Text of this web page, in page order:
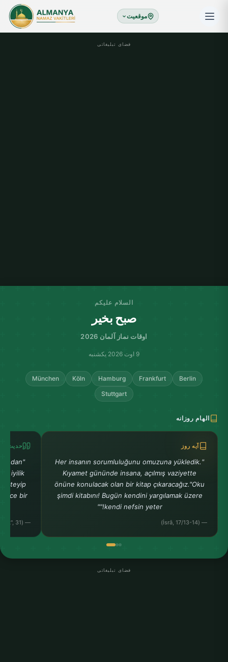
موقعیت
فضای تبلیغاتی
السلام علیکم
صبح بخیر
اوقات نماز آلمان 2026
9 اوت 2026 یکشنبه
Berlin
Frankfurt
Hamburg
Köln
München
Stuttgart
الهام روزانه
آیه روز
"Her insanın sorumluluğunu omuzuna yükledik.
Kıyamet gününde insana, açılmış vaziyette
önüne konulacak olan bir kitap çıkaracağız."Oku
şimdi kitabını! Bugün kendini yargılamak üzere
kendi nefsin yeter!""
— (İsrâ, 17/13-14)
حدیث
iyilik
isteyip
bir
— (Buhârî, "Rikâk", 31)
فضای تبلیغاتی